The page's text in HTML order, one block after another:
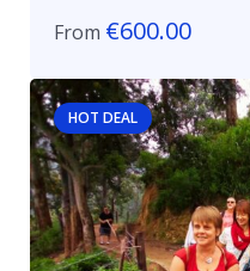
From €600.00
HOT DEAL